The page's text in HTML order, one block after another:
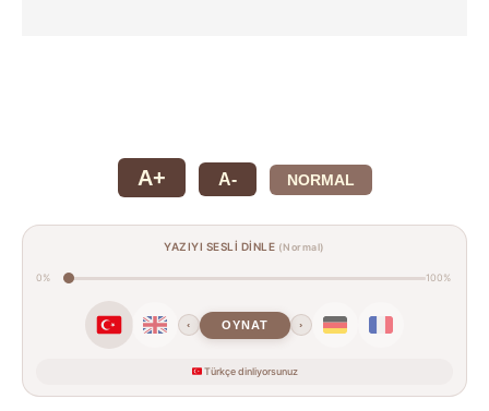
A+ A- NORMAL
YAZIYI SESLİ DİNLE (Normal)
0% 100%
‹ OYNAT ›
Türkçe dinliyorsunuz